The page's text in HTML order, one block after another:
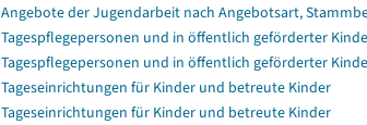
Angebote der Jugendarbeit nach Angebotsart,
Tagespflegepersonen und in öffentlich geförderter
Tagespflegepersonen und in öffentlich geförderter
Tageseinrichtungen für Kinder und betreute Kinder
Tageseinrichtungen für Kinder und betreute Kinder